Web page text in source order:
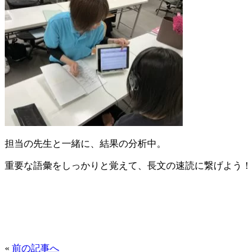
担当の先生と一緒に、結果の分析中。
重要な語彙をしっかりと覚えて、長文の速読に繋げよう！
« 前の記事へ